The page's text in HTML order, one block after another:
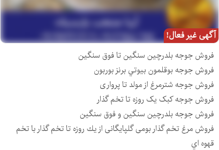
آگهی غیر فعال!
فروش جوجه بلدرچين سنگين تا فوق سنگين
فروش جوجه بوقلمون بيوتي برنز بوربون
فروش جوجه شترمرغ از مولد تا پرواری
فروش جوجه کبک یک روزه تا تخم گذار
فروش جوجه بلدرچین سنگین و فوق سنگین
فروش مرغ تخم گذار بومی گلپایگانی از يك روزه تا تخم گذار با تخم
قهوه اي